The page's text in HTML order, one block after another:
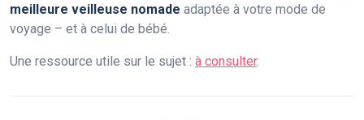
meilleure veilleuse nomade adaptée à votre mode de
voyage – et à celui de bébé.
Une ressource utile sur le sujet : à consulter.